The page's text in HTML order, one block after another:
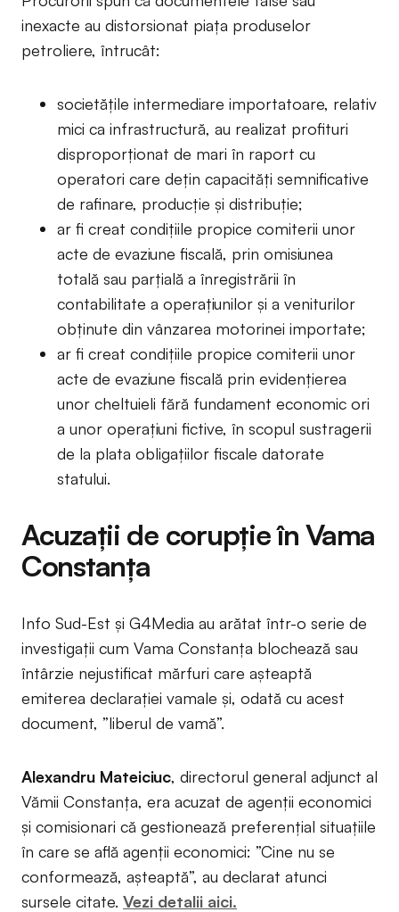
inexacte au distorsionat piața produselor
petroliere, întrucât:
societățile intermediare importatoare, relativ
mici ca infrastructură, au realizat profituri
disproporționat de mari în raport cu
operatori care dețin capacități semnificative
de rafinare, producție și distribuție;
ar fi creat condițiile propice comiterii unor
acte de evaziune fiscală, prin omisiunea
totală sau parțială a înregistrării în
contabilitate a operațiunilor și a veniturilor
obținute din vânzarea motorinei importate;
ar fi creat condițiile propice comiterii unor
acte de evaziune fiscală prin evidențierea
unor cheltuieli fără fundament economic ori
a unor operațiuni fictive, în scopul sustragerii
de la plata obligațiilor fiscale datorate
statului.
Acuzații de corupție în Vama
Constanța
Info Sud-Est și G4Media au arătat într-o serie de
investigații cum Vama Constanța blochează sau
întârzie nejustificat mărfuri care așteaptă
emiterea declarației vamale și, odată cu acest
document, ”liberul de vamă”.
Alexandru Mateiciuc, directorul general adjunct al
Vămii Constanța, era acuzat de agenții economici
și comisionari că gestionează preferențial situațiile
în care se află agenții economici: ”Cine nu se
conformează, așteaptă”, au declarat atunci
sursele citate. Vezi detalii aici.